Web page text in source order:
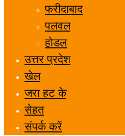
फरीदाबाद
पलवल
होडल
उत्तर प्रदेश
खेल
जरा हट के
सेहत
संपर्क करें